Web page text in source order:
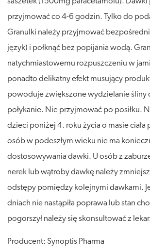
przyjmować co 4-6 godzin. Tylko do
Granulki należy przyjmować
język) i połknąć bez popijania wodą.
natychmiastowemu rozpuszczeniu w
ponadto delikatny efekt musujący
powoduje zwiększone wydzielanie śliny
połykanie. Nie przyjmować po posiłku.
dzieci poniżej 4. roku życia o masie ciała
osób w podeszłym wieku nie ma
dostosowywania dawki. U osób z
nerek lub wątroby dawkę należy
odstępy pomiędzy kolejnymi dawkami.
dniach nie nastąpiła poprawa lub stan
pogorszył należy się skonsultować z
Producent: Synoptis Pharma